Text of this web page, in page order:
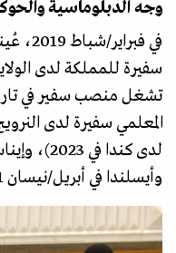
وجه الدبلوماسية
في
سفيرة للمملكة لدى
تشغل منصب سفير في
لدى كندا
وأيسلندا في أبريل/نيسان 2021.